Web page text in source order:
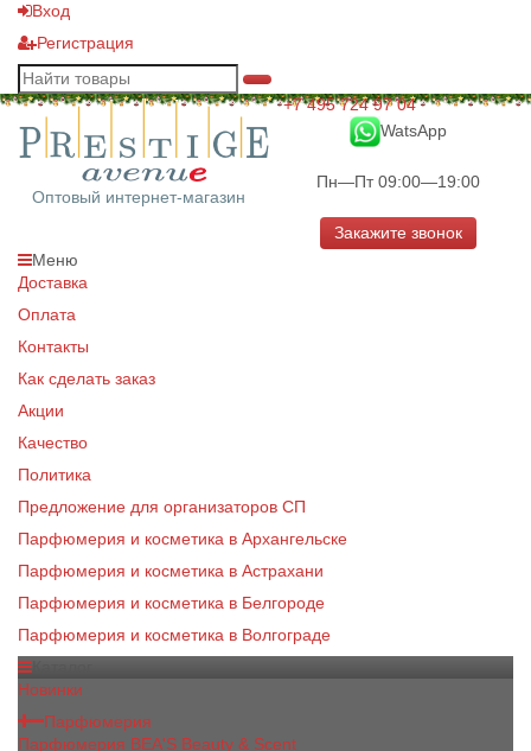
Вход
Регистрация
Оптовый интернет-магазин
+7 495 724 97 04
WatsApp
Пн—Пт 09:00—19:00
Закажите звонок
Меню
Доставка
Оплата
Контакты
Как сделать заказ
Акции
Качество
Политика
Предложение для организаторов СП
Парфюмерия и косметика в Архангельске
Парфюмерия и косметика в Астрахани
Парфюмерия и косметика в Белгороде
Парфюмерия и косметика в Волгограде
Новинки
Парфюмерия
Парфюмерия BEA'S Beauty & Scent